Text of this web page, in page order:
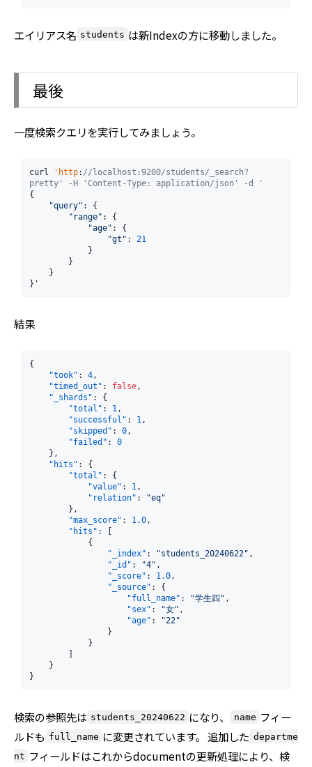
エイリアス名 students は新Indexの方に移動しました。
最後
一度検索クエリを実行してみましょう。
curl 'http: //localhost:9200/students/_search?
pretty' -H 'Content-Type: application/json' -d '
{
"query" : {
"range" : {
"age" : {
"gt" : 21
}'
結果
{
"took" : 4,
"timed_out" : false,
"_shards" :
{
"total" : 1,
"successful" : 1,
"skipped" : 0,
"failed" :
0
} ,
"hits" :
{
"total" :
{
"value" : 1,
"relation" :
"eq"
} ,
"max_score" : 1.0,
"hits" :
{
"_index" : "students_20240622" ,
"_id" : "4" ,
"_score" : 1.0,
"_source" :
{
"full_name" : "学生四" ,
"sex" : "女" ,
"age" :
"22"
}
}
}
}
検索の参照先は students_20240622 になり、 name フィー
ルドも full_name に変更されています。 追加した departme
nt フィールドはこれからdocumentの更新処理により、検